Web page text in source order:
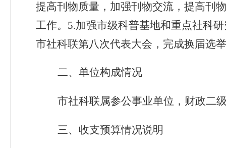
提高刊物质量，加强刊物交流，提高刊
工作。 5.加强市级科普基地和重点社科
市社科联第八次代表大会，完成换届选
二、单位构成情况
市社科联属参公事业单位，财政二
三、收支预算情况说明